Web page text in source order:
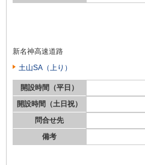
新名神高速道路
土山SA（上り）
開設時間（平日）
開設時間（土日祝）
問合せ先
備考